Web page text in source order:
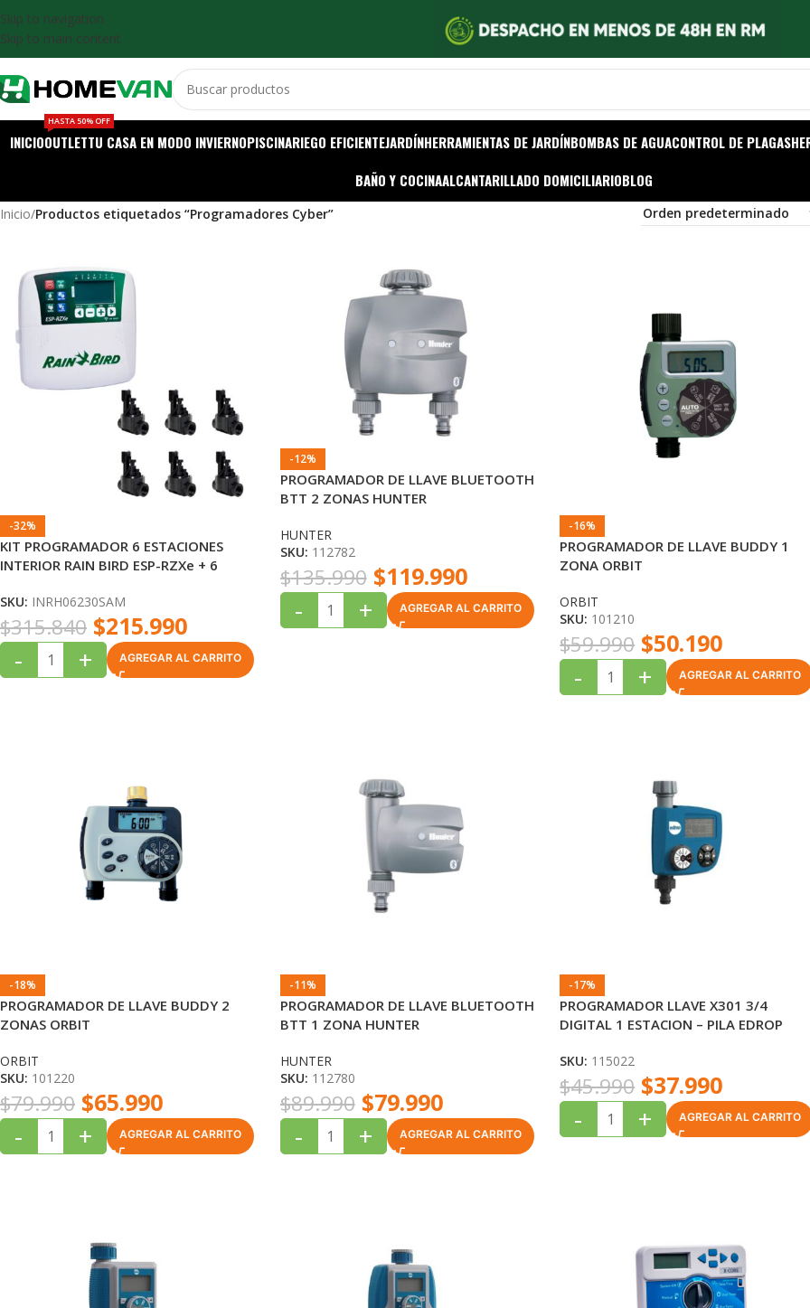
Skip to navigation
Skip to main content
INICIOOUTLET
HASTA 50% OFF
TU CASA EN MODO INVIERNOPISCINARIEGO EFICIENTEJARDÍNHERRAMIENTAS DE JARDÍNBOMBAS DE AGUACONTROL DE PLAGAS
BAÑO Y COCINAALCANTARILLADO DOMICILIARIOBLOG
Inicio/Productos etiquetados “Programadores Cyber”
-32%
KIT PROGRAMADOR 6 ESTACIONES
INTERIOR RAIN BIRD ESP-RZXe + 6
CONTROL DE FLUJO
SKU: INRH06230SAM
$315.840 $215.990
- + AGREGAR AL CARRITO
-12%
PROGRAMADOR DE LLAVE BLUETOOTH
BTT 2 ZONAS HUNTER
HUNTER
SKU: 112782
$135.990 $119.990
- + AGREGAR AL CARRITO
-16%
PROGRAMADOR DE LLAVE BUDDY 1
ZONA ORBIT
ORBIT
SKU: 101210
$59.990 $50.190
- + AGREGAR AL CARRITO
-18%
PROGRAMADOR DE LLAVE BUDDY 2
ZONAS ORBIT
ORBIT
SKU: 101220
$79.990 $65.990
- + AGREGAR AL CARRITO
-11%
PROGRAMADOR DE LLAVE BLUETOOTH
BTT 1 ZONA HUNTER
HUNTER
SKU: 112780
$89.990 $79.990
- + AGREGAR AL CARRITO
-17%
PROGRAMADOR LLAVE X301 3/4
DIGITAL 1 ESTACION – PILA EDROP
SKU: 115022
$45.990 $37.990
- + AGREGAR AL CARRITO